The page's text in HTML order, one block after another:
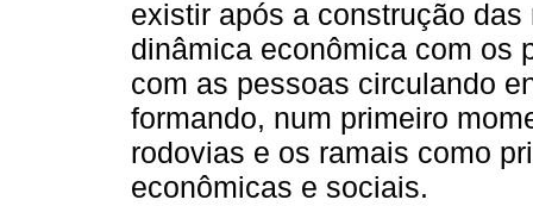
existir após a construção
dinâmica econômica com os
com as pessoas circulando
formando, num primeiro
rodovias e os ramais como
econômicas e sociais.